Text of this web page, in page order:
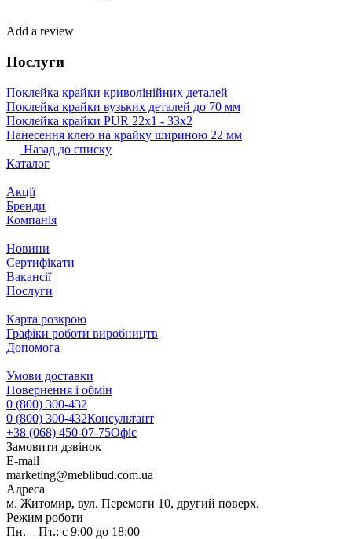
Add a review
Послуги
Поклейка крайки криволінійних деталей
Поклейка крайки вузьких деталей до 70 мм
Поклейка крайки PUR 22х1 ‐ 33х2
Нанесення клею на крайку шириною 22 мм
Назад до списку
Каталог
Акції
Бренди
Компанія
Новини
Сертифікати
Вакансії
Послуги
Карта розкрою
Графіки роботи виробництв
Допомога
Умови доставки
Повернення і обмін
0 (800) 300-432
0 (800) 300-432Консультант
+38 (068) 450-07-75Офіс
Замовити дзвінок
E-mail
marketing@meblibud.com.ua
Адреса
м. Житомир, вул. Перемоги 10, другий поверх.
Режим роботи
Пн. – Пт.: с 9:00 до 18:00